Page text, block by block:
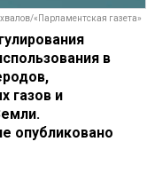
«Парламентская газета»
в
газов и
опубликовано